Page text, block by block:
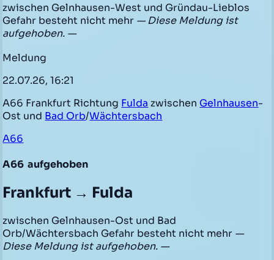
zwischen Gelnhausen-West und Gründau-Lieblos
Gefahr besteht nicht mehr — Diese Meldung ist
aufgehoben. —
Meldung
22.07.26, 16:21
A66 Frankfurt Richtung Fulda zwischen Gelnhausen-
Ost und Bad Orb/Wächtersbach
A66
A66 aufgehoben
Frankfurt → Fulda
zwischen Gelnhausen-Ost und Bad
Orb/Wächtersbach Gefahr besteht nicht mehr —
Diese Meldung ist aufgehoben. —